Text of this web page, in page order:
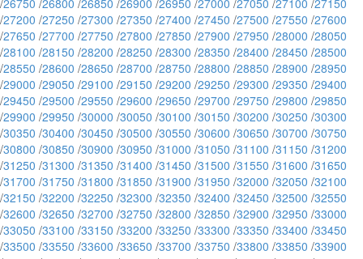
/26750 /26800 /26850 /26900 /26950 /27000 /27050 /27100 /27150
/27200 /27250 /27300 /27350 /27400 /27450 /27500 /27550 /27600
/27650 /27700 /27750 /27800 /27850 /27900 /27950 /28000 /28050
/28100 /28150 /28200 /28250 /28300 /28350 /28400 /28450 /28500
/28550 /28600 /28650 /28700 /28750 /28800 /28850 /28900 /28950
/29000 /29050 /29100 /29150 /29200 /29250 /29300 /29350 /29400
/29450 /29500 /29550 /29600 /29650 /29700 /29750 /29800 /29850
/29900 /29950 /30000 /30050 /30100 /30150 /30200 /30250 /30300
/30350 /30400 /30450 /30500 /30550 /30600 /30650 /30700 /30750
/30800 /30850 /30900 /30950 /31000 /31050 /31100 /31150 /31200
/31250 /31300 /31350 /31400 /31450 /31500 /31550 /31600 /31650
/31700 /31750 /31800 /31850 /31900 /31950 /32000 /32050 /32100
/32150 /32200 /32250 /32300 /32350 /32400 /32450 /32500 /32550
/32600 /32650 /32700 /32750 /32800 /32850 /32900 /32950 /33000
/33050 /33100 /33150 /33200 /33250 /33300 /33350 /33400 /33450
/33500 /33550 /33600 /33650 /33700 /33750 /33800 /33850 /33900